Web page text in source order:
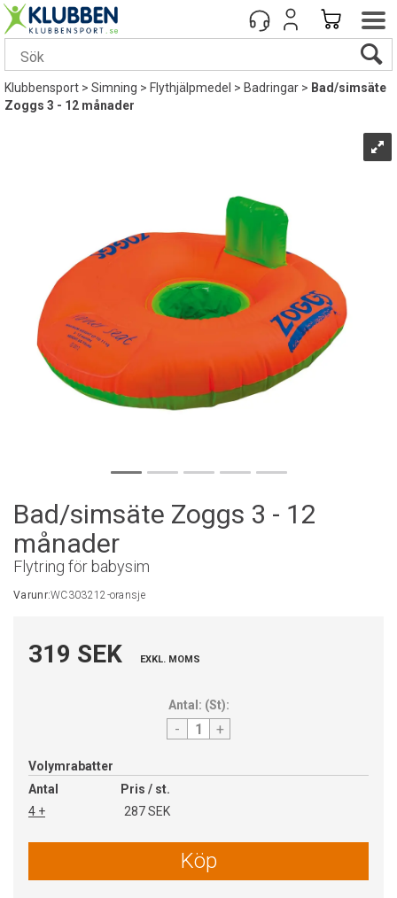
Klubbensport>Simning>Flythjälpmedel >Badringar> Bad/simsäte
Zoggs 3 - 12 månader
Bad/simsäte Zoggs 3 - 12
månader
Flytring för babysim
Varunr:WC303212-oransje
319 SEK EXKL. MOMS
Antal: (St):
- +
Volymrabatter
Antal
Pris / st.
4 +
287 SEK
Köp